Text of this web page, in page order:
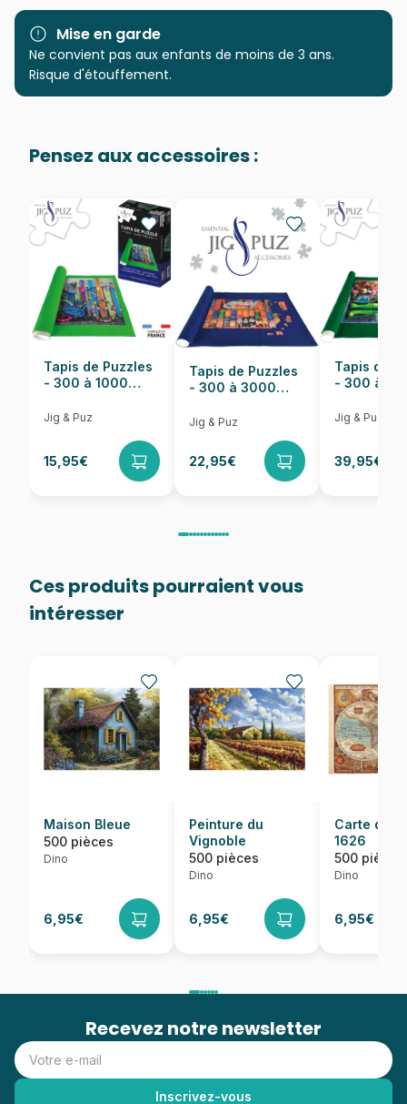
Marque Dino
Catégorie
Puzzles - Voitures, Motos et
EAN 8590878502796
Nombre de pièces 500 pièces
Dimensions 47 x 33 cm
Mise en garde
Ne convient pas aux enfants de moins de 3 ans.
Risque d'étouffement.
Pensez aux accessoires :
Tapis de Puzzles
- 300 à 1000
Jig & Puz
15,95€
Tapis de Puzzles
- 300 à 3000
Jig & Puz
22,95€
Tapis de
- 300 à
Jig & Puz
39,95€
Ces produits pourraient vous
intéresser
Maison Bleue
500 pièces
Dino
6,95€
Peinture du
Vignoble
500 pièces
Dino
6,95€
Carte du
1626
500 pièces
Dino
6,95€
Recevez notre newsletter